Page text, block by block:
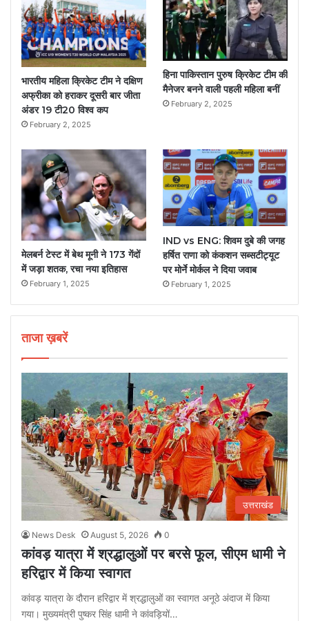
भारतीय महिला क्रिकेट टीम ने दक्षिण
अफ्रीका को हराकर दूसरी बार जीता
अंडर 19 टी20 विश्व कप
February 2, 2025
हिना पाकिस्तान पुरुष क्रिकेट टीम की
मैनेजर बनने वाली पहली महिला बनीं
February 2, 2025
मेलबर्न टेस्ट में बेथ मूनी ने 173 गेंदों
में जड़ा शतक, रचा नया इतिहास
February 1, 2025
IND vs ENG: शिवम दुबे की जगह
हर्षित राणा को कंकशन सब्सटीट्यूट
पर मोर्ने मोर्कल ने दिया जवाब
February 1, 2025
ताजा ख़बरें
उत्तराखंड
News Desk August 5, 2026 0
कांवड़ यात्रा में श्रद्धालुओं पर बरसे फूल, सीएम धामी ने
हरिद्वार में किया स्वागत
कांवड़ यात्रा के दौरान हरिद्वार में श्रद्धालुओं का स्वागत अनूठे अंदाज में किया
गया। मुख्यमंत्री पुष्कर सिंह धामी ने कांवड़ियों…